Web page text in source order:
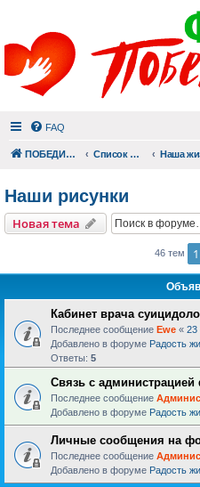
FAQ
ПОБЕДИШЬ.РУ Список форумов
Наши рисунки
Новая тема
46 тем 1
Кабинет врача
Последнее сообщение Ewe « 23
Добавлено в форуме Радость
Ответы: 5
Связь с
Последнее сообщение
Добавлено в форуме Радость
Личные сообщения на
Последнее сообщение
Добавлено в форуме Радость